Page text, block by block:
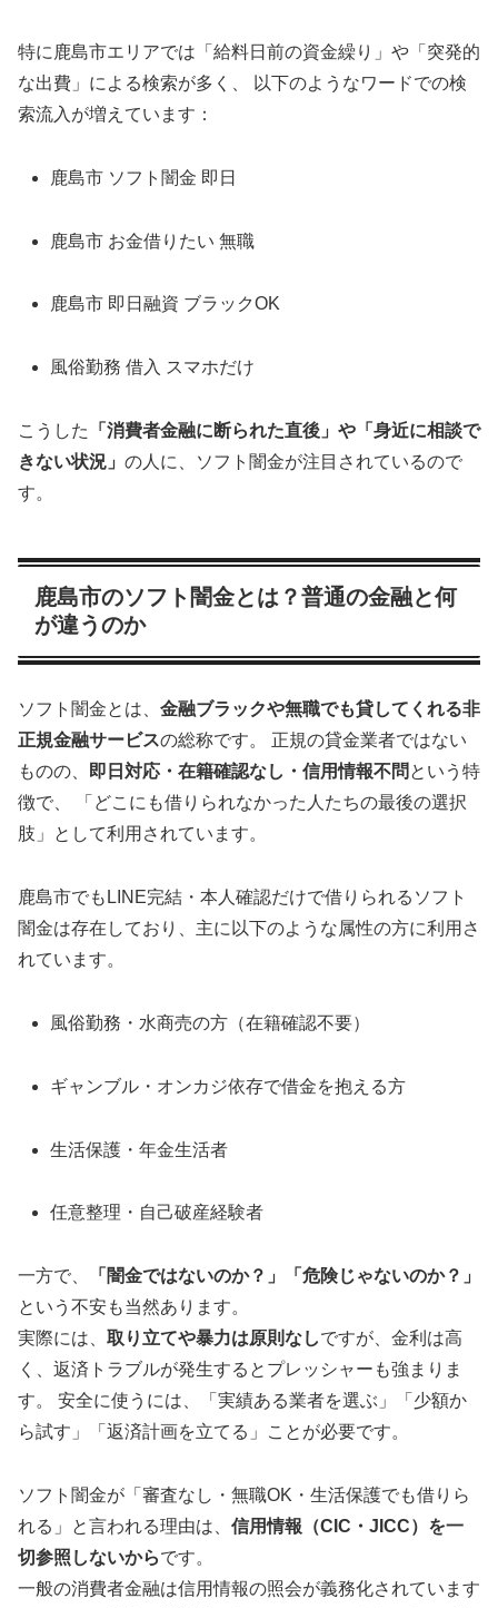
特に鹿島市エリアでは「給料日前の資金繰り」や「突発的
な出費」による検索が多く、 以下のようなワードでの検
索流入が増えています：
鹿島市 ソフト闇金 即日
鹿島市 お金借りたい 無職
鹿島市 即日融資 ブラックOK
風俗勤務 借入 スマホだけ
こうした
「消費者金融に断られた直後」や「身近に相談で
きない状況」 の人に、ソフト闇金が注目されているので
す。
鹿島市のソフト闇金とは？普通の金融と何
が違うのか
ソフト闇金とは、 金融ブラックや無職でも貸してくれる非
正規金融サービスの総称です。 正規の貸金業者ではない
ものの、 即日対応・在籍確認なし・信用情報不問 という特
徴で、 「どこにも借りられなかった人たちの最後の選択
肢」として利用されています。
鹿島市でもLINE完結・本人確認だけで借りられるソフト
闇金は存在しており、主に以下のような属性の方に利用さ
れています。
風俗勤務・水商売の方（在籍確認不要）
ギャンブル・オンカジ依存で借金を抱える方
生活保護・年金生活者
任意整理・自己破産経験者
一方で、
「闇金ではないのか？」「危険じゃないのか？」
という不安も当然あります。
実際には、 取り立てや暴力は原則なしですが、金利は高
く、返済トラブルが発生するとプレッシャーも強まりま
す。 安全に使うには、「実績ある業者を選ぶ」「少額か
ら試す」「返済計画を立てる」ことが必要です。
ソフト闇金が「審査なし・無職OK・生活保護でも借りら
れる」と言われる理由は、 信用情報（CIC・JICC）を一
切参照しないからです。
一般の消費者金融は信用情報の照会が義務化されています